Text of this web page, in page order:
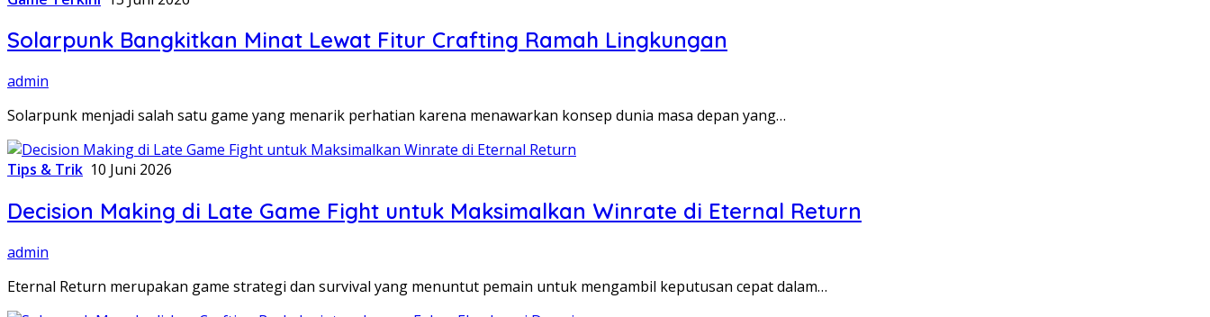
Solarpunk Bangkitkan Minat Lewat Fitur Crafting Ramah Lingkungan
admin
Solarpunk menjadi salah satu game yang menarik perhatian karena menawarkan konsep dunia masa depan yang…
Tips & Trik 10 Juni 2026
Decision Making di Late Game Fight untuk Maksimalkan Winrate di Eternal Return
admin
Eternal Return merupakan game strategi dan survival yang menuntut pemain untuk mengambil keputusan cepat dalam…